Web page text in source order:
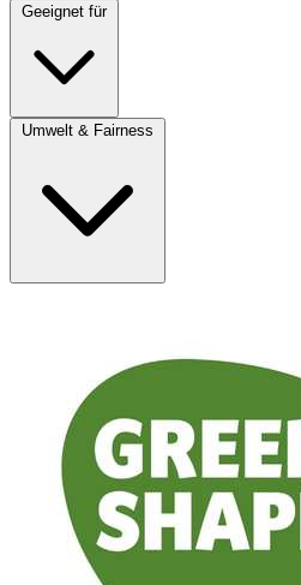
Geeignet für
Umwelt & Fairness